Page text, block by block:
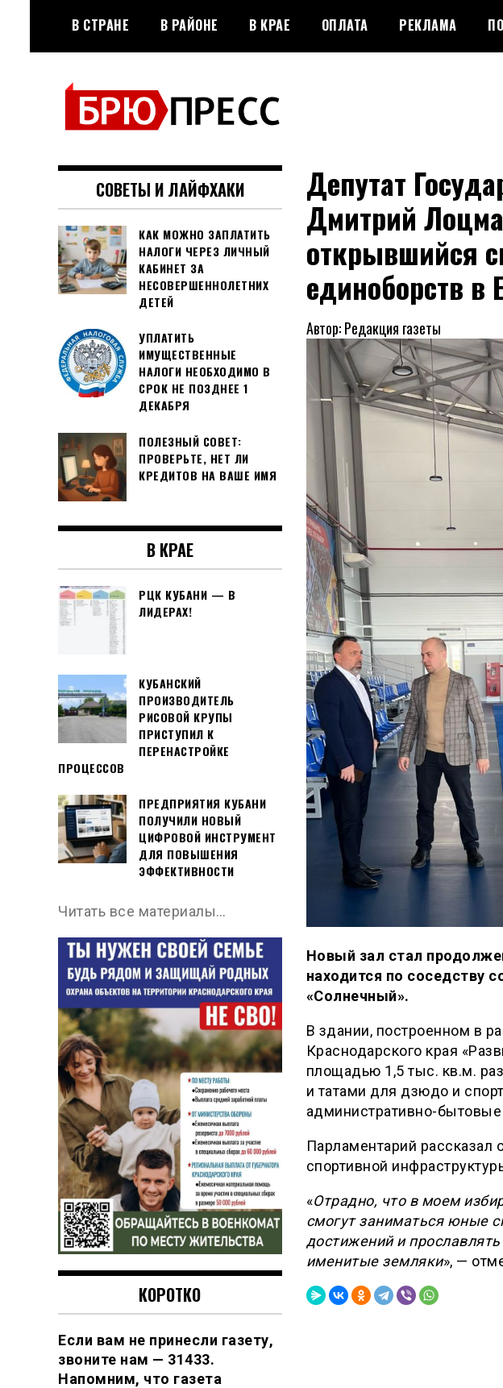
содержимому
В СТРАНЕ В РАЙОНЕ В КРАЕ ОПЛАТА РЕКЛАМА
БРЮПРЕСС
Официальный сайт газеты
"Брюховецкие новости"
Депутат
Дмитрий
открывшийся
единоборств в
Автор: Редакция газеты
Новый зал стал
находится по соседству
«Солнечный».
В здании, построенном в
Краснодарского края
площадью 1,5 тыс. кв.м.
и татами для дзюдо и
административно-
Парламентарий рассказал
спортивной
«Отрадно, что в моем
смогут заниматься юные
достижений и
именитые земляки», —
СОВЕТЫ И ЛАЙФХАКИ
КАК МОЖНО ЗАПЛАТИТЬ
НАЛОГИ ЧЕРЕЗ ЛИЧНЫЙ
КАБИНЕТ ЗА
НЕСОВЕРШЕННОЛЕТНИХ
ДЕТЕЙ
УПЛАТИТЬ
ИМУЩЕСТВЕННЫЕ
НАЛОГИ НЕОБХОДИМО В
СРОК НЕ ПОЗДНЕЕ 1
ДЕКАБРЯ
ПОЛЕЗНЫЙ СОВЕТ:
ПРОВЕРЬТЕ, НЕТ ЛИ
КРЕДИТОВ НА ВАШЕ ИМЯ
В КРАЕ
РЦК КУБАНИ — В
ЛИДЕРАХ!
КУБАНСКИЙ
ПРОИЗВОДИТЕЛЬ
РИСОВОЙ КРУПЫ
ПРИСТУПИЛ К
ПЕРЕНАСТРОЙКЕ
ПРОЦЕССОВ
ПРЕДПРИЯТИЯ КУБАНИ
ПОЛУЧИЛИ НОВЫЙ
ЦИФРОВОЙ ИНСТРУМЕНТ
ДЛЯ ПОВЫШЕНИЯ
ЭФФЕКТИВНОСТИ
Читать все материалы…
КОРОТКО
Если вам не принесли газету,
звоните нам — 31433.
Напомним, что газета